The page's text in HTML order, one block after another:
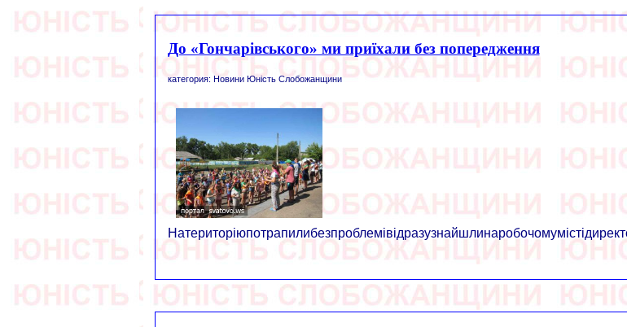
До «Гончарівського» ми приїхали без попередження
категория: Новини Юність Слобожанщини